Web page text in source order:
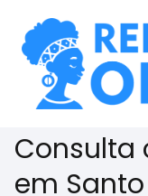
Consulta
em